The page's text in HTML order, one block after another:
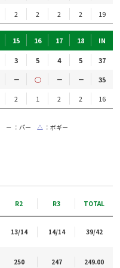
2 2 2 2 19
15 16 17 18 IN
3 5 4 5
37
－ ○ － －
35
2 1 2 2 16
－ ：パー △ ：ボギー
R2 R3 TOTAL
13/14 14/14 39/42
250 247 249.00